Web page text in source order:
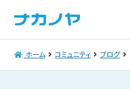
ホーム コミュニティ ブログ